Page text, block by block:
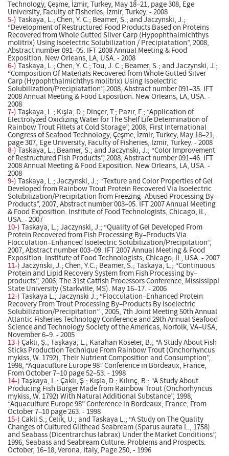
Technology, Çeşme, İzmir, Turkey, May 18–21, page 308, Ege
University, Faculty of Fisheries, İzmir, Turkey. - 2008
5-) Taskaya, L.; Chen, Y. C.; Beamer, S.; and Jaczynski, J.;
“Development of Restructured Food Products Based on Proteins
Recovered from Whole Gutted Silver Carp (Hypophthalmichthys
molitrix) Using Isoelectric Solubilization / Precipiatation”, 2008,
Abstract number 091–05. IFT 2008 Annual Meeting & Food
Exposition. New Orleans, LA, USA. - 2008
6-) Taskaya, L.; Chen, Y. C.; Tou, J. C.; Beamer, S.; and Jaczynski, J.;
“Composition Of Materials Recovered from Whole Gutted Silver
Carp (Hypophthalmichthys molitrix) Using Isoelectric
Solubilization/Precipiatation”, 2008, Abstract number 091–35. IFT
2008 Annual Meeting & Food Exposition. New Orleans, LA, USA. -
2008
7-) Taşkaya, L.; Kışla, D.; Dinçer, T.; Pazır, F.; “Application of
Electrolyzed Oxidizing Water for The Shelf Life Determination of
Rainbow Trout Fillets at Cold Storage”, 2008, First International
Congress of Seafood Technology, Çeşme, İzmir, Turkey, May 18–21,
page 307, Ege University, Faculty of Fisheries, İzmir, Turkey. - 2008
8-) Taskaya, L.; Beamer, S.; and Jaczynski, J.; “Color Improvement
of Restructured Fish Products”, 2008, Abstract number 091–46. IFT
2008 Annual Meeting & Food Exposition. New Orleans, LA, USA. -
2008
9-) Taskaya, L.; Jaczynski, J.; “Texture and Color Properties of Gel
Developed from Rainbow Trout Protein Recovered Via Isoelectric
Solubilization/Precipitation from Freezing–Abused Processing By–
Products”, 2007, Abstract number 003–05. IFT 2007 Annual Meeting
& Food Exposition. Institute of Food Technologists, Chicago, IL,
USA. - 2007
10-) Taskaya, L.; Jaczynski, J.; “Quality of Gel Developed From
Protein Recovered from Fish Processing By–Products Via
Flocculation–Enhanced Isoelectric Solubilization/Precipitation”,
2007, Abstract number 003–09. IFT 2007 Annual Meeting & Food
Exposition. Institute of Food Technologists, Chicago, IL, USA. - 2007
11-) Jaczynski, J.; Chen, Y.C.; Beamer, S.; Taskaya, L.; “Continuous
Protein and Lipid Recovery System from Fish Processing by–
products”, 2006, The 31st Catfish Processors Conference, Mississippi
State University (Starkville, MS). May 16–17. - 2006
12-) Taskaya L.; Jaczynski J.; “Flocculation–Enhanced Protein
Recovery From Trout Processing By–Products By Isoelectric
Solubilization/Precipitation” , 2005, 7th Joint Meeting 50th Annual
Atlantic Fisheries Technology Conference and 29th Annual Seafood
Science and Technology Society of the Americas, Norfolk, VA–USA,
November 6–9. - 2005
13-) Çaklı, Ş.; Taşkaya, L.; Karahan Köseler, B.; “A Study About Fish
Sticks Production Technique From Rainbow Trout (Onchorhyncus
mykiss, W. 1792), Their Nutrient Composition and Consumption”,
1998, “Aquaculture Europe 98” Conference in Bordeaux, France,
From October 7–10 page 52–53. - 1998
14-) Taşkaya, L.; Çaklı, Ş.; Kışla, D.; Kılınç, B.; “A Study About
Producing Fish Burger Made from Rainbow Trout (Onchorhyncus
mykiss, W. 1792) With Natural Additional Substance”, 1998,
“Aquaculture Europe 98” Conference in Bordeaux, France, From
October 7–10 page 263. - 1998
15-) Cakli S.; Celik, U.; and Taskaya L.; “A Study on The Quality
Changes of Cultured Gilthead Seabream (Sparus aurata L., 1758)
and Seabass (Dicentrarchus labrax) Under the Market Conditions”,
1996, Seabass and Seabream Culture. Problems and Prospects:
October, 16–18, Verona, Italy, Page 250, - 1996